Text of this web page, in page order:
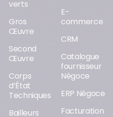
verts
Gros
Œuvre
Second
Œuvre
Corps
d’État
Techniques
Bailleurs
E-
commerce
CRM
Catalogue
fournisseur
Négoce
ERP Négoce
Facturation